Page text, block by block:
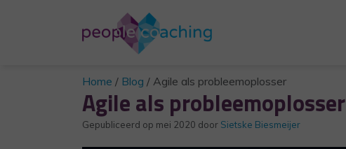
Home / Blog / Agile als probleemoplosser
Agile als probleemoplosser
Gepubliceerd op mei 2020 door Sietske Biesmeijer